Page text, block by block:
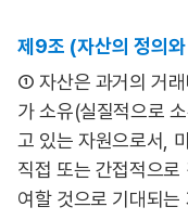
제9조 (자산의 정의
① 자산은 과거의 거래
가 소유(실질적으로
고 있는 자원으로서,
직접 또는 간접적으로
여할 것으로 기대되는